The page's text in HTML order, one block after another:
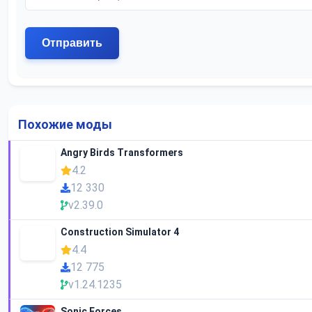
Похожие моды
Angry Birds Transformers
4.2
12 330
v2.39.0
Construction Simulator 4
4.4
12 775
v1.24.1235